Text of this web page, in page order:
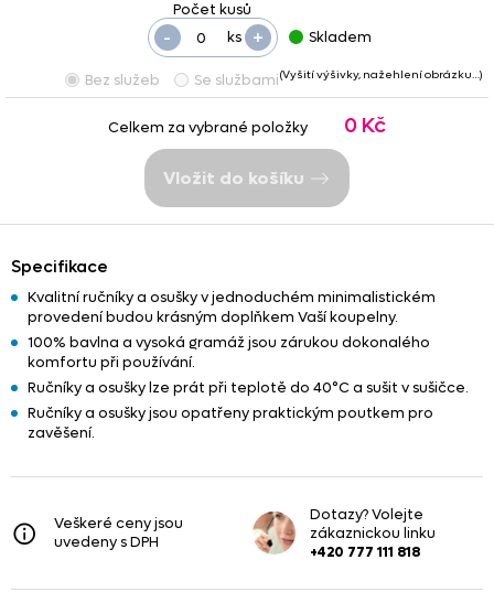
ks +
- Skladem
Bez služeb Se službami(Vyšití výšivky, nažehlení obrázku…)
Celkem za vybrané položky 0 Kč
Vložit do košíku
Specifikace
Kvalitní ručníky a osušky v jednoduchém minimalistickém
provedení budou krásným doplňkem Vaší koupelny.
100% bavlna a vysoká gramáž jsou zárukou dokonalého
komfortu při používání.
Ručníky a osušky lze prát při teplotě do 40°C a sušit v sušičce.
Ručníky a osušky jsou opatřeny praktickým poutkem pro
zavěšení.
Veškeré ceny jsou
uvedeny s DPH
Dotazy? Volejte
zákaznickou linku
+420 777 111 818